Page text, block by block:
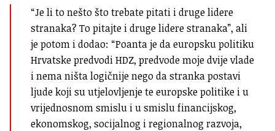
“Je li to nešto što trebate pitati i druge lidere
stranaka? To pitajte i druge lidere stranaka”, ali
je potom i dodao: “Poanta je da europsku politiku
Hrvatske predvodi HDZ, predvode moje dvije vlade
i nema ništa logičnije nego da stranka postavi
ljude koji su utjelovljenje te europske politike i u
vrijednosnom smislu i u smislu financijskog,
ekonomskog, socijalnog i regionalnog razvoja,